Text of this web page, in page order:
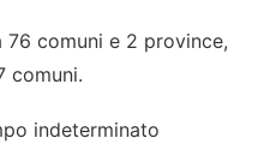
76 comuni e 2 province,
comuni.
indeterminato